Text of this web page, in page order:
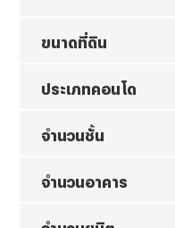
ขนาดที่ดิน
ประเภทคอนโด
จำนวนชั้น
จำนวนอาคาร